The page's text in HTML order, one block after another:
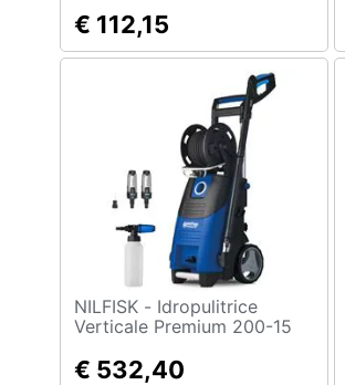
Casalinghi
Animali
Motori
Libri, cd e dvd
€ 112,15
NILFISK - Idropulitrice
Verticale Premium 200-15
Potenza 2900 W Colore Blu
€ 532,40